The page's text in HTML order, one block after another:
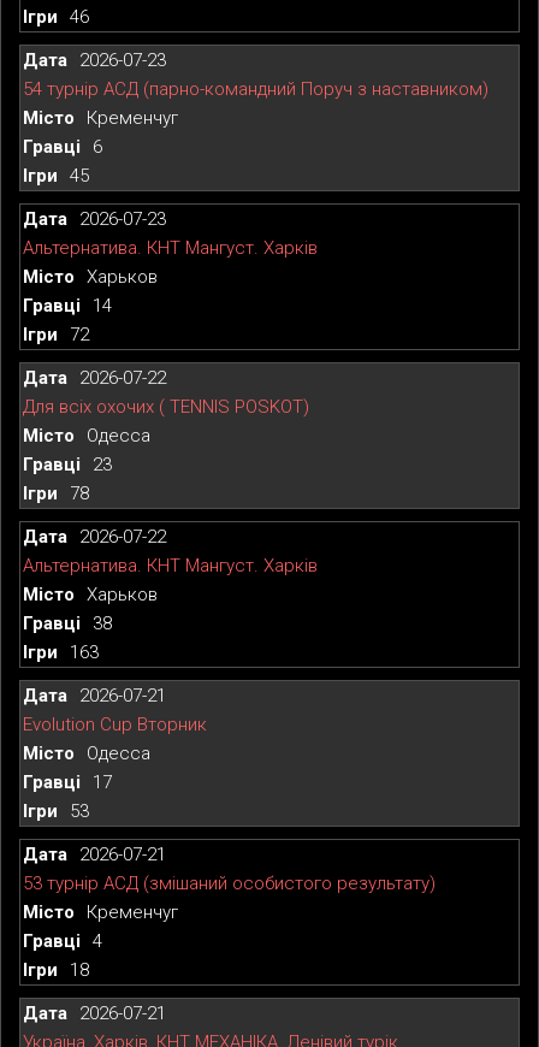
46
2026-07-23
54 турнір АСД (парно-командний Поруч з наставником)
Кременчуг
6
45
2026-07-23
Альтернатива. КНТ Мангуст. Харків
Харьков
14
72
2026-07-22
Для всіх охочих ( TENNIS POSKOT)
Одесса
23
78
2026-07-22
Альтернатива. КНТ Мангуст. Харків
Харьков
38
163
2026-07-21
Evolution Cup Вторник
Одесса
17
53
2026-07-21
53 турнір АСД (змішаний особистого результату)
Кременчуг
4
18
2026-07-21
Україна, Харків, КНТ МЕХАНІКА, Ленівий турік